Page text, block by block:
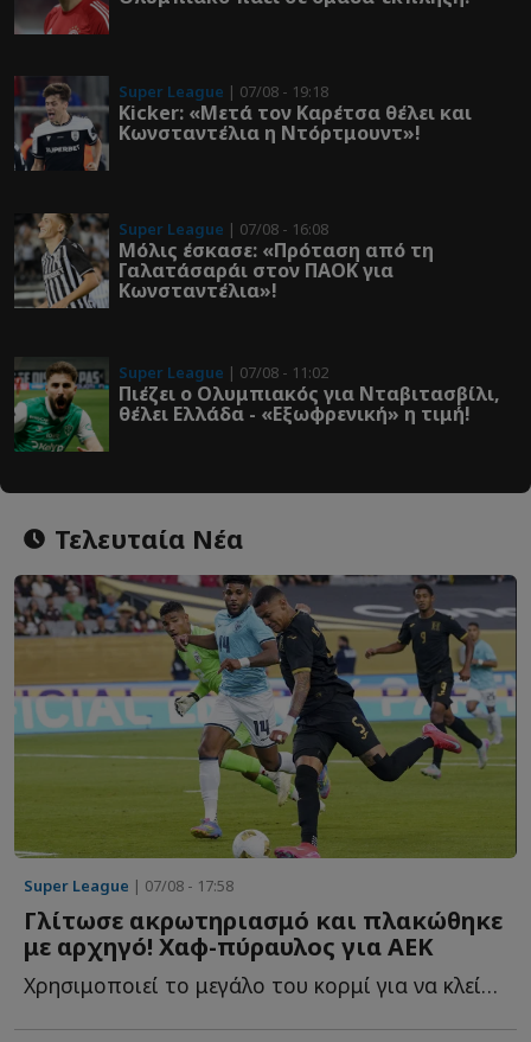
Super League | 07/08 - 19:18
Kicker: «Μετά τον Καρέτσα θέλει και
Κωνσταντέλια η Ντόρτμουντ»!
Super League | 07/08 - 16:08
Μόλις έσκασε: «Πρόταση από τη
Γαλατάσαράι στον ΠΑΟΚ για
Κωνσταντέλια»!
Super League | 07/08 - 11:02
Πιέζει ο Ολυμπιακός για Νταβιτασβίλι,
θέλει Ελλάδα - «Εξωφρενική» η τιμή!
Τελευταία Νέα
Super League | 07/08 - 17:58
Γλίτωσε ακρωτηριασμό και πλακώθηκε
με αρχηγό! Χαφ-πύραυλος για ΑΕΚ
Χρησιμοποιεί το μεγάλο του κορμί για να κλείσει χώρους, ν...